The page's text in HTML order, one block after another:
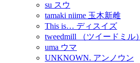
su スウ
tamaki niime 玉木新雌
This is… ディスイズ
tweedmill （ツイードミル）
uma ウマ
UNKNOWN. アンノウン